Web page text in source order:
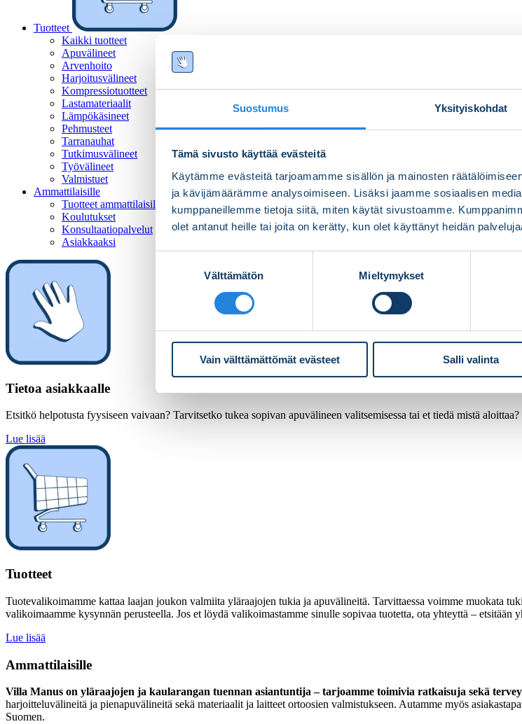
Suostumus Yksityiskohdat
Tämä sivusto käyttää evästeitä
Käytämme evästeitä tarjoamamme sisällön ja mainosten
ja kävijämäärämme analysoimiseen. Lisäksi jaamme sosiaalisen
kumppaneillemme tietoja siitä, miten käytät sivustoamme.
olet antanut heille tai joita on kerätty, kun olet käyttänyt heidän
Välttämätön Mieltymykset
Vain välttämättömät evästeet Salli valinta
Tuotteet
Kaikki tuotteet
Apuvälineet
Arvenhoito
Harjoitusvälineet
Kompressiotuotteet
Lastamateriaalit
Lämpökäsineet
Pehmusteet
Tarranauhat
Tutkimusvälineet
Työvälineet
Valmistuet
Ammattilaisille
Tuotteet ammattilaisille
Koulutukset
Konsultaatiopalvelut
Asiakkaaksi
Tietoa asiakkaalle
Etsitkö helpotusta fyysiseen vaivaan? Tarvitsetko tukea sopivan apuvälineen valitsemisessa tai et tiedä mistä
Lue lisää
Tuotteet
Tuotevalikoimamme kattaa laajan joukon valmiita yläraajojen tukia ja apuvälineitä. Tarvittaessa voimme muokata
valikoimaamme kysynnän perusteella. Jos et löydä valikoimastamme sinulle sopivaa tuotetta, ota yhteyttä – etsitään
Lue lisää
Ammattilaisille
Villa Manus on yläraajojen ja kaularangan tuennan asiantuntija – tarjoamme toimivia ratkaisuja sekä
harjoitteluvälineitä ja pienapuvälineitä sekä materiaalit ja laitteet ortoosien valmistukseen. Autamme myös
Suomen.